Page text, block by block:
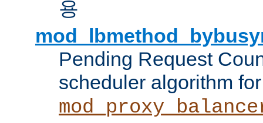
용
Pending Request
scheduler algorithm for